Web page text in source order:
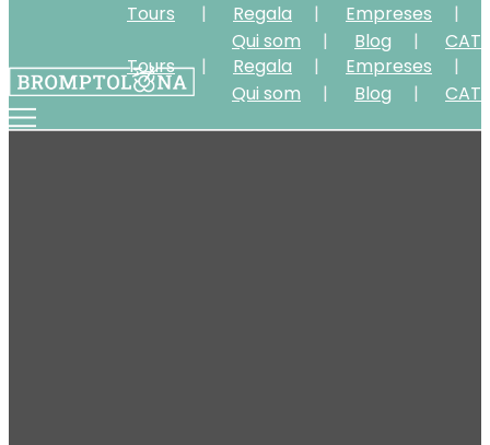
Tours Regala
Empreses
Qui som
Blog
CAT
Tours
Regala
Empreses
Qui som
Blog CAT